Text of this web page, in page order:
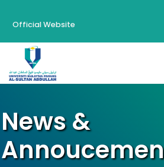
Official Website
News &